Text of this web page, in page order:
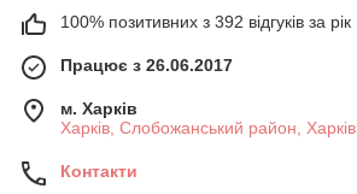
100% позитивних з 392 відгуків за рік
Працює з 26.06.2017
м. Харків
Харків, Слобожанський район,
Контакти